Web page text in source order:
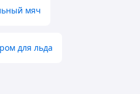
мяч
для льда